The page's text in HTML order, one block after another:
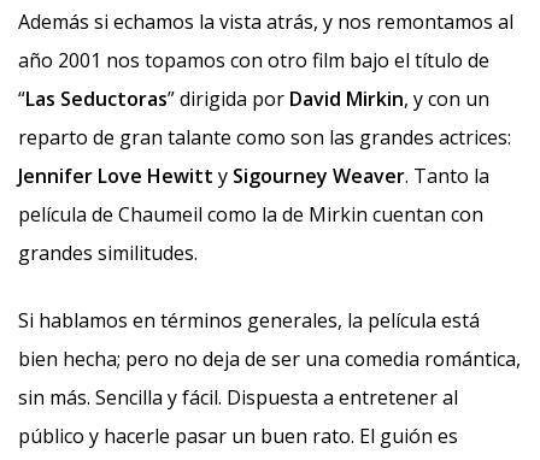
Además si echamos la vista atrás, y nos remontamos al
año 2001 nos topamos con otro film bajo el título de
“Las Seductoras” dirigida por David Mirkin, y con un
reparto de gran talante como son las grandes actrices:
Jennifer Love Hewitt y Sigourney Weaver. Tanto la
película de Chaumeil como la de Mirkin cuentan con
grandes similitudes.
Si hablamos en términos generales, la película está
bien hecha; pero no deja de ser una comedia romántica,
sin más. Sencilla y fácil. Dispuesta a entretener al
público y hacerle pasar un buen rato. El guión es